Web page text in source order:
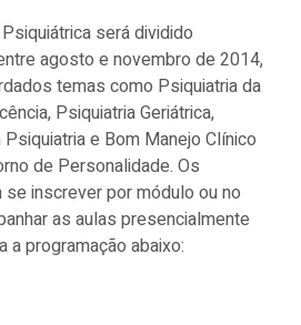
será dividido
agosto e novembro de 2014,
temas como Psiquiatria da
Psiquiatria Geriátrica,
e Bom Manejo Clínico
de Personalidade. Os
inscrever por módulo ou no
as aulas presencialmente
a programação abaixo: